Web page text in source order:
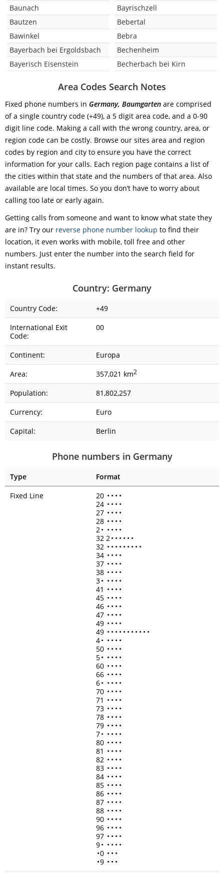
Baunach
Bautzen
Bawinkel
Bayerbach bei Ergoldsbach
Bayerisch Eisenstein
Bayrischzell
Bebertal
Bebra
Bechenheim
Becherbach bei Kirn
Area Codes Search Notes
Fixed phone numbers in Germany, Baumgarten are comprised
of a single country code (+49), a 5 digit area code, and a 0-90
digit line code. Making a call with the wrong country, area, or
region code can be costly. Browse our sites area and region
codes by region and city to ensure you have the correct
information for your calls. Each region page contains a list of
the cities within that state and the numbers of that area. Also
available are local times. So you don’t have to worry about
calling too late or early again.
Getting calls from someone and want to know what state they
are in? Try our reverse phone number lookup to find their
location, it even works with mobile, toll free and other
numbers. Just enter the number into the search field for
instant results.
Country: Germany
Country Code:
+49
International Exit
Code:
00
Continent:
Europa
Area:
357,021 km2
Population:
81,802,257
Currency:
Euro
Capital:
Berlin
Phone numbers in Germany
Type
Format
Fixed Line
20 • • • •
24 • • • •
27 • • • •
28 • • • •
2• • • • •
32 2• • • • • •
32 • • • • • • • • •
34 • • • •
37 • • • •
38 • • • •
3• • • • •
41 • • • •
45 • • • •
46 • • • •
47 • • • •
49 • • • •
49 • • • • • • • • • • •
4• • • • •
50 • • • •
5• • • • •
60 • • • •
66 • • • •
6• • • • •
70 • • • •
71 • • • •
73 • • • •
78 • • • •
79 • • • •
7• • • • •
80 • • • •
81 • • • •
82 • • • •
83 • • • •
84 • • • •
85 • • • •
86 • • • •
87 • • • •
88 • • • •
90 • • • •
96 • • • •
97 • • • •
9• • • • •
•0 • • •
•9 • • •